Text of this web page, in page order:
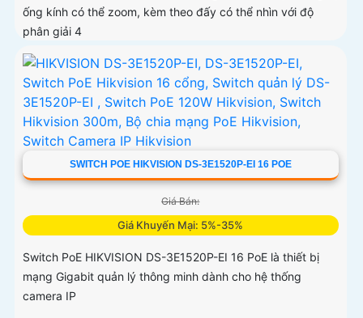
ống kính có thể zoom, kèm theo đấy có thể nhìn với độ
phân giải 4
SWITCH POE HIKVISION DS-3E1520P-EI 16 POE
Giá Bán:
Giá Khuyến Mại: 5%-35%
Switch PoE HIKVISION DS-3E1520P-EI 16 PoE là thiết bị
mạng Gigabit quản lý thông minh dành cho hệ thống
camera IP